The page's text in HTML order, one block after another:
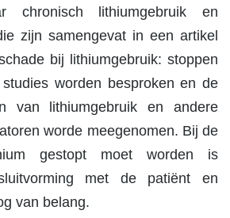
chronisch lithiumgebruik en
zijn samengevat in een artikel
bij lithiumgebruik: stoppen
worden besproken en de
van lithiumgebruik en andere
worde meegenomen. Bij de
gestopt moet worden is
met de patiënt en
van belang.